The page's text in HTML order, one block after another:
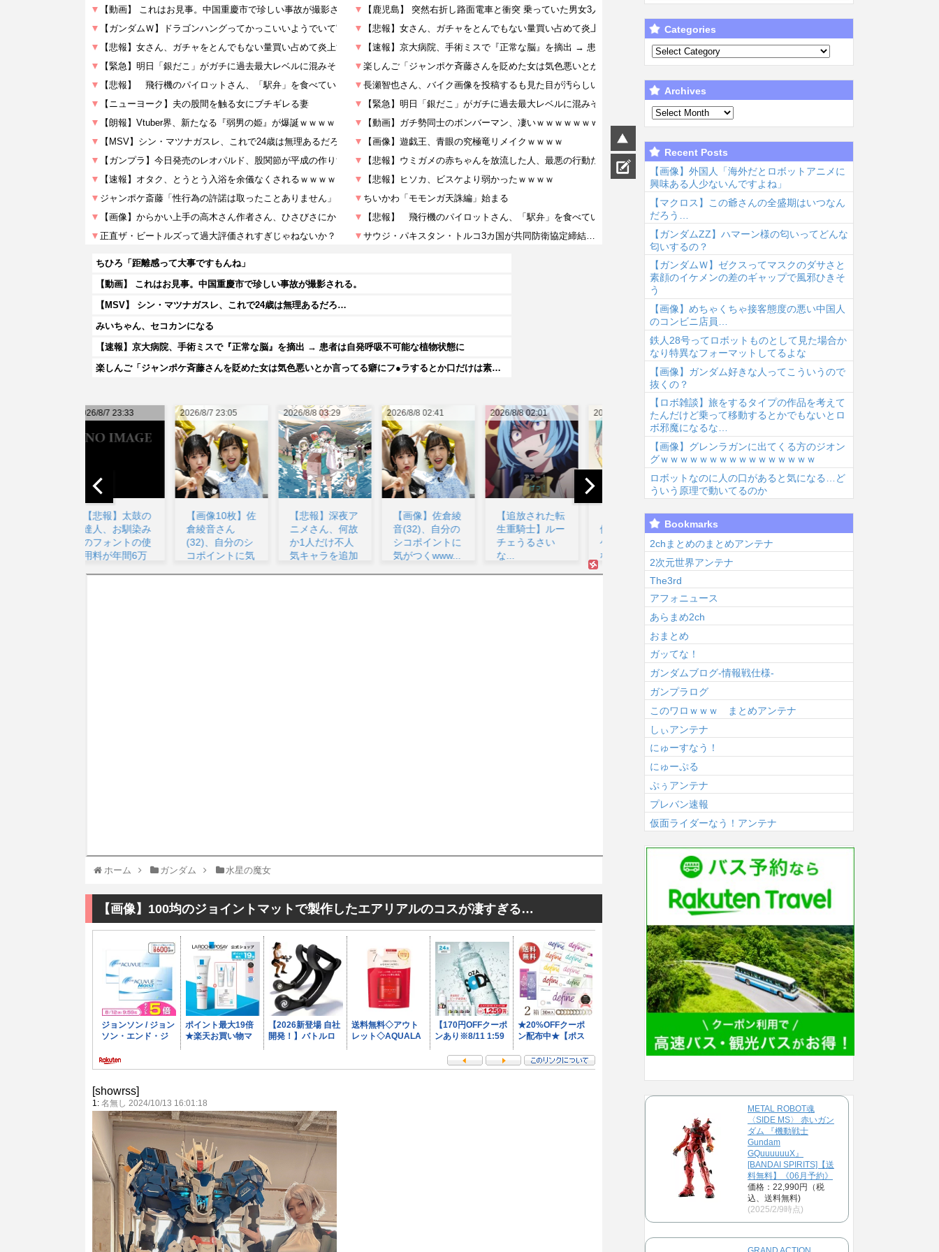
ちひろ「距離感って大事ですもんね」
【動画】 これはお見事。中国重慶市で珍しい事故が撮影される。
【MSV】 シン・マツナガスレ、これで24歳は無理あるだろ…
みいちゃん、セコカンになる
【速報】京大病院、手術ミスで『正常な脳』を摘出 → 患者は自発呼吸不可能な植物状態に
楽しんご「ジャンポケ斉藤さんを貶めた女は気色悪いとか言ってる癖にフ●ラするとか口だけは素直なんだな！週刊誌から金もらってるだろ」
2026/8/8 03:29
【悲報】深夜ア
ニメさん、何故
か1人だけ不人
気キャラを追加
2026/8/8 02:41
【画像】佐倉綾
音(32)、自分の
シコポイントに
気がつくwww...
2026/8/8 02:01
【追放された転
生重騎士】ルー
チェうるさい
な...
2026/8/8 02:01
【画像】女性声
優「私はね、ハ
ゲてる人が好き
2026/8/8 00:59
【画像】声優の
澤田姫さん、自
分の武器を見せ
つけてしまう
www...
2026/8/8 00:54
ヤニねこの影響
ってみたいんだ
けど...
2026/8/8 00:37
【ポケモン】ナ
くて可愛いよ
な...
2026/8/7 23:05
【画像10枚】佐
倉綾音さん
(32)、自分のシ
コポイントに気
ホーム ガンダム 水星の魔女
【画像】100均のジョイントマットで製作したエアリアルのコスが凄すぎる…
[showrss]
1: 名無し 2024/10/13 16:01:18
Categories
Archives
Recent Posts
【画像】外国人「海外だとロボットアニメに
興味ある人少ないんですよね」
【マクロス】この爺さんの全盛期はいつなん
だろう…
【ガンダムΖΖ】ハマーン様の匂いってどんな
匂いするの？
【ガンダムＷ】ゼクスってマスクのダサさと
素顔のイケメンの差のギャップで風邪ひきそ
う
【画像】めちゃくちゃ接客態度の悪い中国人
のコンビニ店員…
鉄人28号ってロボットものとして見た場合か
なり特異なフォーマットしてるよな
【画像】ガンダム好きな人ってこういうので
抜くの？
【ロボ雑談】旅をするタイプの作品を考えて
たんだけど乗って移動するとかでもないとロ
ボ邪魔になるな…
【画像】グレンラガンに出てくる方のジオン
グｗｗｗｗｗｗｗｗｗｗｗｗｗｗｗｗ
ロボットなのに人の口があると気になる…ど
ういう原理で動いてるのか
Bookmarks
2chまとめのまとめアンテナ
2次元世界アンテナ
The3rd
アフォニュース
あらまめ2ch
おまとめ
ガッてな！
ガンダムブログ-情報戦仕様-
ガンプラログ
このワロｗｗｗ まとめアンテナ
しぃアンテナ
にゅーすなう！
にゅーぷる
ぷぅアンテナ
プレバン速報
仮面ライダーなう！アンテナ
METAL ROBOT魂
〈SIDE MS〉 赤いガン
ダム 『機動戦士
Gundam
GQuuuuuuX』
[BANDAI SPIRITS]【送
料無料】《06月予約》
価格：22,990円（税
込、送料無料)
(2025/2/9時点)